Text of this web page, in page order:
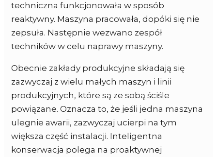
techniczna funkcjonowała w sposób
reaktywny. Maszyna pracowała, dopóki się nie
zepsuła. Następnie wezwano zespół
techników w celu naprawy maszyny.
Obecnie zakłady produkcyjne składają się
zazwyczaj z wielu małych maszyn i linii
produkcyjnych, które są ze sobą ściśle
powiązane. Oznacza to, że jeśli jedna maszyna
ulegnie awarii, zazwyczaj ucierpi na tym
większa część instalacji. Inteligentna
konserwacja polega na proaktywnej